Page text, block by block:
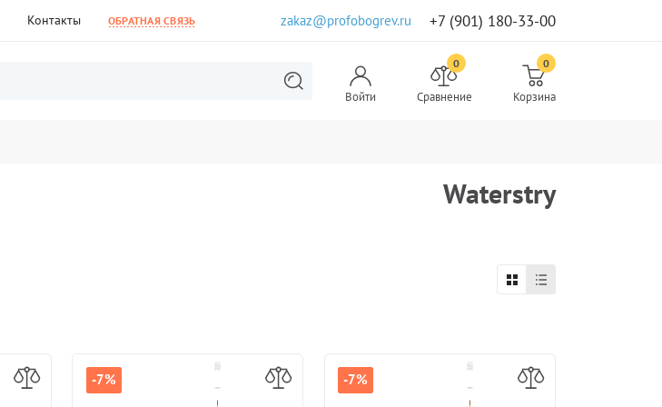
Контакты ОБРАТНАЯ СВЯЗЬ zakaz@profobogrev.ru +7 (901) 180-33-00
Войти
0
Сравнение
0
Корзина
Waterstry
-7%
-7% -7%
-7%